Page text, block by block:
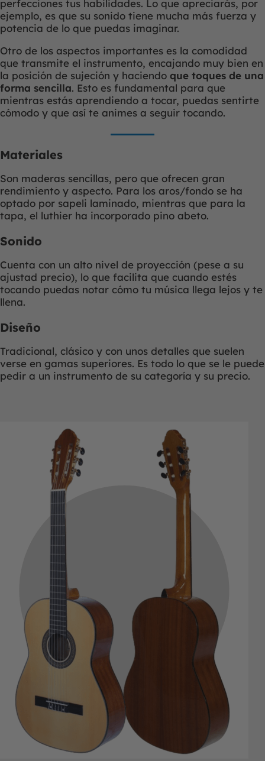
perfecciones tus habilidades. Lo que apreciarás, por
ejemplo, es que su sonido tiene mucha más fuerza y
potencia de lo que puedas imaginar.
Otro de los aspectos importantes es la comodidad
que transmite el instrumento, encajando muy bien en
la posición de sujeción y haciendo que toques de una
forma sencilla. Esto es fundamental para que
mientras estás aprendiendo a tocar, puedas sentirte
cómodo y que así te animes a seguir tocando.
Materiales
Son maderas sencillas, pero que ofrecen gran
rendimiento y aspecto. Para los aros/fondo se ha
optado por sapeli laminado, mientras que para la
tapa, el luthier ha incorporado pino abeto.
Sonido
Cuenta con un alto nivel de proyección (pese a su
ajustad precio), lo que facilita que cuando estés
tocando puedas notar cómo tu música llega lejos y te
llena.
Diseño
Tradicional, clásico y con unos detalles que suelen
verse en gamas superiores. Es todo lo que se le puede
pedir a un instrumento de su categoría y su precio.